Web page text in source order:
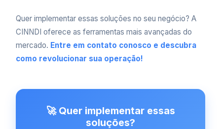
Quer implementar essas soluções no seu negócio? A
CINNDI oferece as ferramentas mais avançadas do
mercado. Entre em contato conosco e descubra
como revolucionar sua operação!
🚀 Quer implementar essas
soluções?